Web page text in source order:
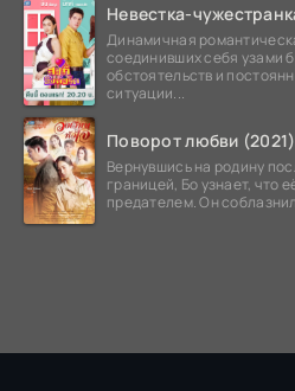
Невестка-
Динамичная
соединивших себя узами
обстоятельств и
ситуации...
Поворот любви (2021)
Вернувшись на родину
границей, Бо узнает, что
предателем. Он